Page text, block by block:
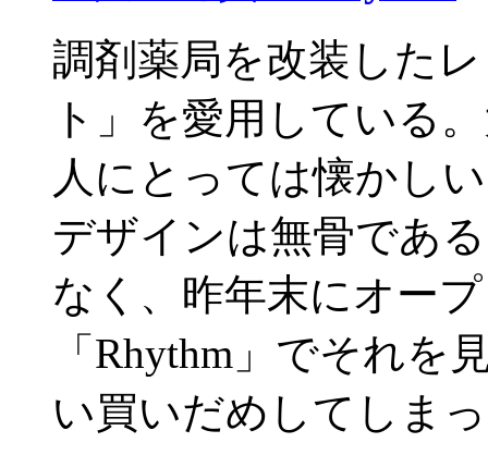
調剤薬局を改装した
ト」を愛用している
人にとっては懐かし
デザインは無骨であ
なく、昨年末にオー
「Rhythm」でそれ
い買いだめしてし